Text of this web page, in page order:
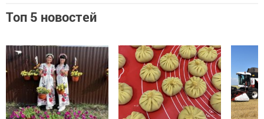
Топ 5 новостей